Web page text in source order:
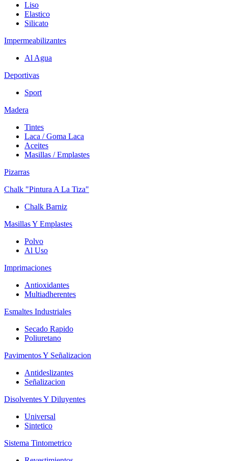
Liso
Elastico
Silicato
Impermeabilizantes
Al Agua
Deportivas
Sport
Madera
Tintes
Laca / Goma Laca
Aceites
Masillas / Emplastes
Pizarras
Chalk "Pintura A La Tiza"
Chalk Barniz
Masillas Y Emplastes
Polvo
Al Uso
Imprimaciones
Antioxidantes
Multiadherentes
Esmaltes Industriales
Secado Rapido
Poliuretano
Pavimentos Y Señalizacion
Antideslizantes
Señalizacion
Disolventes Y Diluyentes
Universal
Sintetico
Sistema Tintometrico